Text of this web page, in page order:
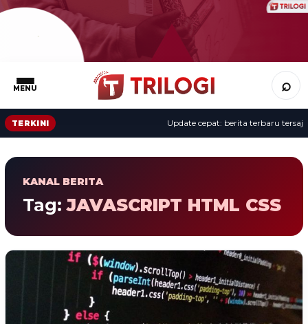
MENU ⌕
TERKINI Update cepat: berita terbaru tersaji
KANAL BERITA
Tag:JAVASCRIPT HTML CSS